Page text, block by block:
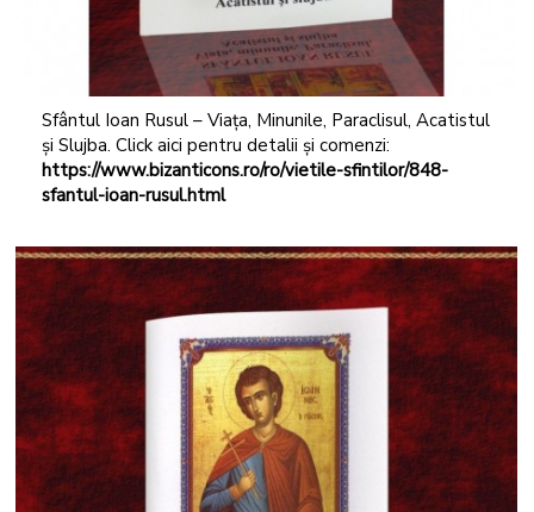
Sfântul Ioan Rusul – Viața, Minunile, Paraclisul, Acatistul
și Slujba. Click aici pentru detalii și comenzi:
https://www.bizanticons.ro/ro/vietile-sfintilor/848-
sfantul-ioan-rusul.html